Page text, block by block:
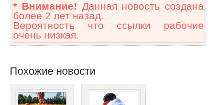
* Внимание! Данная новость создана
более 2 лет назад.
Вероятность что ссылки рабочие
очень низкая.
Похожие новости